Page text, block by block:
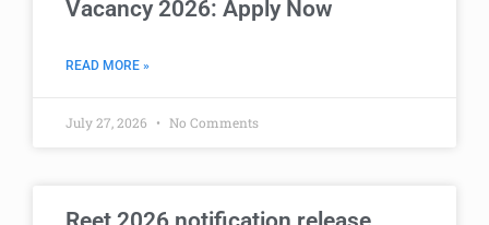
Vacancy 2026: Apply Now
READ MORE »
July 27, 2026 No Comments